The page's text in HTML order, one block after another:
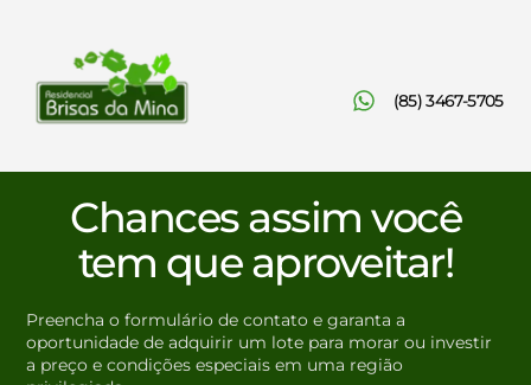
(85) 3467-5705
Chances assim você
tem que aproveitar!
Preencha o formulário de contato e garanta a
oportunidade de adquirir um lote para morar ou investir
a preço e condições especiais em uma região